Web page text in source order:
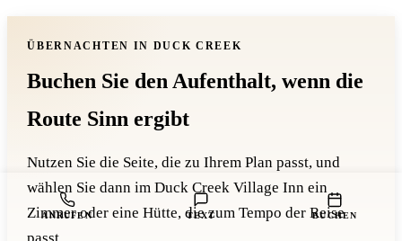
ÜBERNACHTEN IN DUCK CREEK
Buchen Sie den Aufenthalt, wenn die
Route Sinn ergibt
Nutzen Sie die Seite, die zu Ihrem Plan passt, und
wählen Sie dann im Duck Creek Village Inn ein
Zimmer oder eine Hütte, die zum Tempo der Reise
ANRUFEN TEXT BUCHEN